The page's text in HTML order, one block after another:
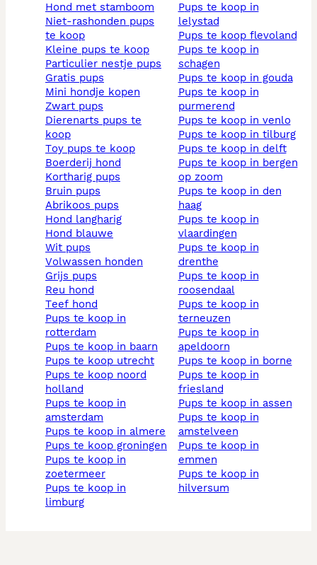
hond met stamboom
niet-rashonden pups
te koop
kleine pups te koop
particulier nestje pups
gratis pups
mini hondje kopen
zwart pups
dierenarts pups te
koop
toy pups te koop
boerderij hond
kortharig pups
bruin pups
abrikoos pups
hond langharig
hond blauwe
wit pups
volwassen honden
grijs pups
reu hond
teef hond
pups te koop in
rotterdam
pups te koop in baarn
pups te koop utrecht
pups te koop noord
holland
pups te koop in
amsterdam
pups te koop in almere
pups te koop groningen
pups te koop in
zoetermeer
pups te koop in
limburg
pups te koop in
lelystad
pups te koop flevoland
pups te koop in
schagen
pups te koop in gouda
pups te koop in
purmerend
pups te koop in venlo
pups te koop in tilburg
pups te koop in delft
pups te koop in bergen
op zoom
pups te koop in den
haag
pups te koop in
vlaardingen
pups te koop in
drenthe
pups te koop in
roosendaal
pups te koop in
terneuzen
pups te koop in
apeldoorn
pups te koop in borne
pups te koop in
friesland
pups te koop in assen
pups te koop in
amstelveen
pups te koop in
emmen
pups te koop in
hilversum